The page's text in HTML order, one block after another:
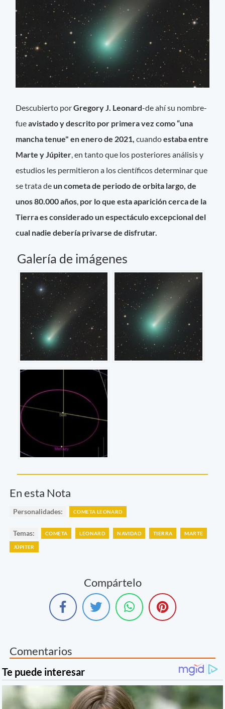
Descubierto porGregory J. Leonard-de ahí su nombre-
fueavistado y descrito por primera vez como“una
mancha tenue" en enero de 2021, cuandoestaba entre
Marte y Júpiter, en tanto que los posteriores análisis y
estudios les permitieron a los científicos determinar que
se trata de un cometa de periodo de orbita largo, de
unos 80.000 años, por lo que esta aparición cerca de la
Tierra es considerado un espectáculo excepcional del
cual nadie debería privarse de disfrutar.
Galería de imágenes
En esta Nota
Personalidades: COMETA LEONARD
Temas: COMETA LEONARD NAVIDAD TIERRA MARTE
JÚPITER
Compártelo
Comentarios